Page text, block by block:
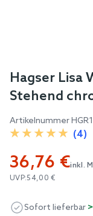
Skip
to
beginning
of
images
gallery
Hagser Lisa
Stehend
Artikelnummer
(4)
36,76 €inkl.
UVP:54,00 €
Sofort lieferbar